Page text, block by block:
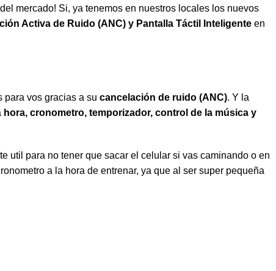
mercado! Si, ya tenemos en nuestros locales los nuevos
Activa de Ruido (ANC) y Pantalla Táctil Inteligente en
para vos gracias a su cancelación de ruido (ANC). Y la
hora, cronometro, temporizador, control de la música y
util para no tener que sacar el celular si vas caminando o en
a la hora de entrenar, ya que al ser super pequeña